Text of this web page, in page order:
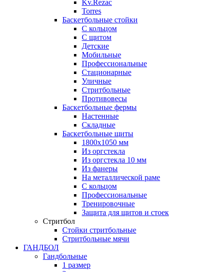
Kv.Rezac
Torres
Баскетбольные стойки
С кольцом
С щитом
Детские
Мобильные
Профессиональные
Стационарные
Уличные
Стритбольные
Противовесы
Баскетбольные фермы
Настенные
Складные
Баскетбольные щиты
1800х1050 мм
Из оргстекла
Из оргстекла 10 мм
Из фанеры
На металлической раме
С кольцом
Профессиональные
Тренировочные
Защита для щитов и стоек
Стритбол
Стойки стритбольные
Стритбольные мячи
ГАНДБОЛ
Гандбольные
1 размер